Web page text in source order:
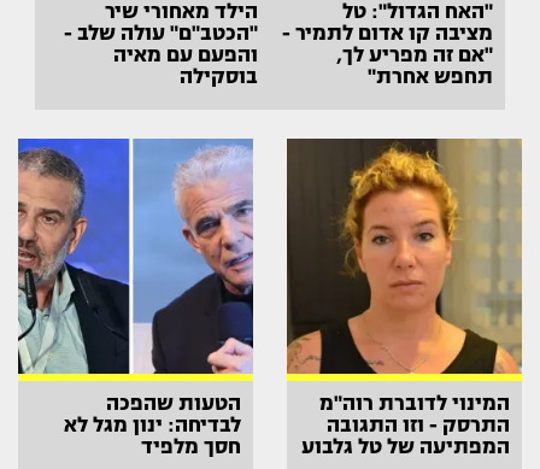
"האח הגדול": טל
מציבה קו אדום לתמיר -
"אם זה מפריע לך,
תחפש אחרת"
הילד מאחורי שיר
"הכטב"ם" עולה שלב -
והפעם עם מאיה
בוסקילה
המינוי לדוברת רוה"מ
התרסק - וזו התגובה
המפתיעה של טל גלבוע
הטעות שהפכה
לבדיחה: ינון מגל לא
חסך מלפיד